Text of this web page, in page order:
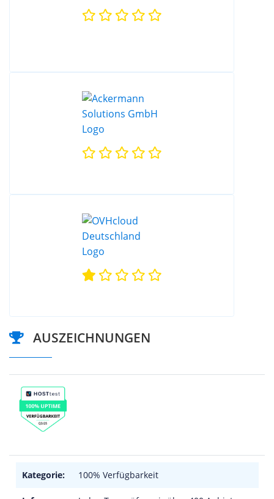
AUSZEICHNUNGEN
Kategorie: 100% Verfügbarkeit